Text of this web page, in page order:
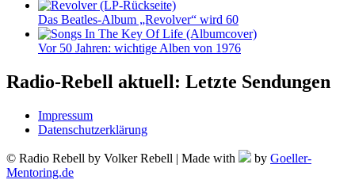
Das Beatles-Album „Revolver“ wird 60
Vor 50 Jahren: wichtige Alben von 1976
Radio-Rebell aktuell: Letzte Sendungen
Impressum
Datenschutzerklärung
© Radio Rebell by Volker Rebell | Made with by Goeller-
Mentoring.de